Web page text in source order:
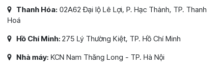
Thanh Hóa: 02A62 Đại lộ Lê Lợi, P. Hạc Thành, TP. Thanh
Hoá
Hồ Chí Minh:275 Lý Thường Kiệt, TP. Hồ Chí Minh
Nhà máy: KCN Nam Thăng Long - TP. Hà Nội